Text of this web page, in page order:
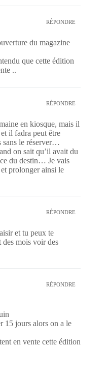
RÉPONDRE
du magazine
que cette édition
..
RÉPONDRE
en kiosque, mais il
il fadra peut être
sans le réserver…
on sait qu’il avait du
du destin… Je vais
prolonger ainsi le
RÉPONDRE
et tu peux te
des mois voir des
RÉPONDRE
15 jours alors on a le
en vente cette édition